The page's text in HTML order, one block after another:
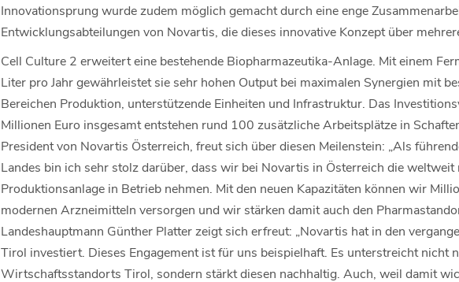
Innovationsprung wurde zudem möglich gemacht durch eine enge
Entwicklungsabteilungen von Novartis, die dieses innovative Konzept über
Cell Culture 2 erweitert eine bestehende Biopharmazeutika-Anlage. Mit einem
Liter pro Jahr gewährleistet sie sehr hohen Output bei maximalen Synergien mit
Bereichen Produktion, unterstützende Einheiten und Infrastruktur. Das
Millionen Euro insgesamt entstehen rund 100 zusätzliche Arbeitsplätze in
President von Novartis Österreich, freut sich über diesen Meilenstein: „Als
Landes bin ich sehr stolz darüber, dass wir bei Novartis in Österreich die
Produktionsanlage in Betrieb nehmen. Mit den neuen Kapazitäten können wir
modernen Arzneimitteln versorgen und wir stärken damit auch den
Landeshauptmann Günther Platter zeigt sich erfreut: „Novartis hat in den
Tirol investiert. Dieses Engagement ist für uns beispielhaft. Es unterstreicht nicht
Wirtschaftsstandorts Tirol, sondern stärkt diesen nachhaltig. Auch, weil damit